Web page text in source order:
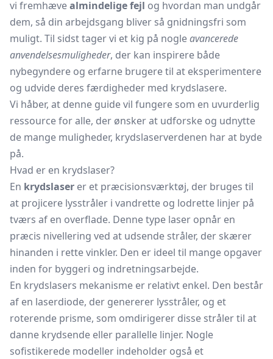
vi fremhævealmindelige fejl og hvordan man undgår
dem, så din arbejdsgang bliver så gnidningsfri som
muligt. Til sidst tager vi et kig på nogleavancerede
anvendelsesmuligheder, der kan inspirere både
nybegyndere og erfarne brugere til at eksperimentere
og udvide deres færdigheder med krydslasere.
Vi håber, at denne guide vil fungere som en uvurderlig
ressource for alle, der ønsker at udforske og udnytte
de mange muligheder, krydslaserverdenen har at byde
på.
Hvad er en krydslaser?
En krydslaser er et præcisionsværktøj, der bruges til
at projicere lysstråler i vandrette og lodrette linjer på
tværs af en overflade. Denne type laser opnår en
præcis nivellering ved at udsende stråler, der skærer
hinanden i rette vinkler. Den er ideel til mange opgaver
inden for byggeri og indretningsarbejde.
En krydslasers mekanisme er relativt enkel. Den består
af en laserdiode, der genererer lysstråler, og et
roterende prisme, som omdirigerer disse stråler til at
danne krydsende eller parallelle linjer. Nogle
sofistikerede modeller indeholder også et